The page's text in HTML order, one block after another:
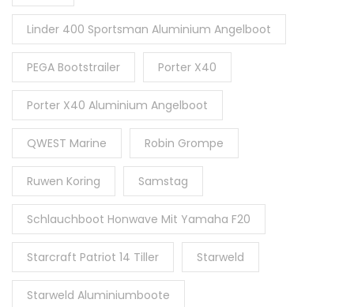
Linder 400 Sportsman Aluminium Angelboot
PEGA Bootstrailer Porter X40
Porter X40 Aluminium Angelboot
QWEST Marine Robin Grompe
Ruwen Koring Samstag
Schlauchboot Honwave Mit Yamaha F20
Starcraft Patriot 14 Tiller Starweld
Starweld Aluminiumboote